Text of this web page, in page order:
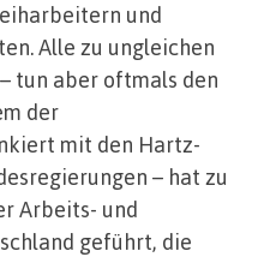
und
Alle zu ungleichen
tun aber oftmals den
der
mit den Hartz-
– hat zu
Arbeits- und
geführt, die